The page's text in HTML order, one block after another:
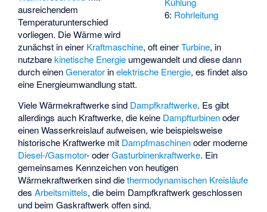
6: Rohrleitung
ausreichendem
Temperaturunterschied
vorliegen. Die Wärme wird
zunächst in einer Kraftmaschine, oft einerTurbine, in
nutzbarekinetische Energie umgewandelt und diese dann
durch einenGenerator inelektrische Energie, es findet also
eine Energieumwandlung statt.
Viele Wärmekraftwerke sind Dampfkraftwerke. Es gibt
allerdings auch Kraftwerke, die keine Dampfturbinenoder
einen Wasserkreislauf aufweisen, wie beispielsweise
historische Kraftwerke mit Dampfmaschinenoder moderne
Diesel-/Gasmotor- oderGasturbinenkraftwerke. Ein
gemeinsames Kennzeichen von heutigen
Wärmekraftwerken sind diethermodynamischen Kreisläufe
desArbeitsmittels, die beim Dampfkraftwerk geschlossen
und beim Gaskraftwerk offen sind.